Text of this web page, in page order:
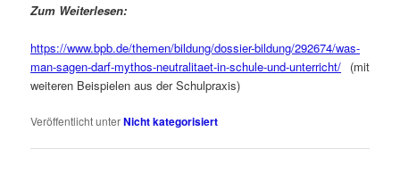
Zum Weiterlesen:
https://www.bpb.de/themen/bildung/dossier-bildung/292674/was-
man-sagen-darf-mythos-neutralitaet-in-schule-und-unterricht/ (mit
weiteren Beispielen aus der Schulpraxis)
Veröffentlicht unterNicht kategorisiert